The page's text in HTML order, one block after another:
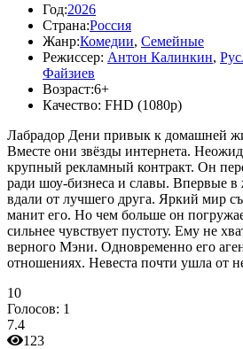
Год:2026
Страна:Россия
Жанр:Комедии, Семейные
Режиссер: Антон Калинкин,
Файзиев
Возраст:6+
Качество: FHD (1080p)
Лабрадор Дени привык к домашней
Вместе они звёзды интернета.
крупный рекламный контракт. Он
ради шоу-бизнеса и славы. Впервые в
вдали от лучшего друга. Яркий мир
манит его. Но чем больше он
сильнее чувствует пустоту. Ему не
верного Мэни. Одновременно его
отношениях. Невеста почти ушла от
10
Голосов: 1
7.4
123